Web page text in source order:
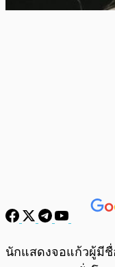
นักแสดงจอแก้วผู้มีชื่